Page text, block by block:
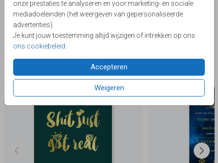
onze prestaties te analyseren en voor marketing- en sociale
mediadoeleinden (het weergeven van gepersonaliseerde
advertenties).
Je kunt jouw toestemming altijd wijzigen of intrekken op ons
ons cookiebeleid
Accepteren
Weigeren
Lievez
Collectie
Trouwen
Deze producten zijn wellicht ook iets voor je